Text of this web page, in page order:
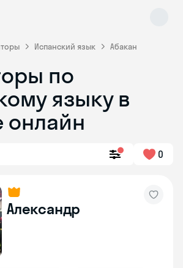
Испанский язык Абакан
по
языку в
онлайн
0
Александр